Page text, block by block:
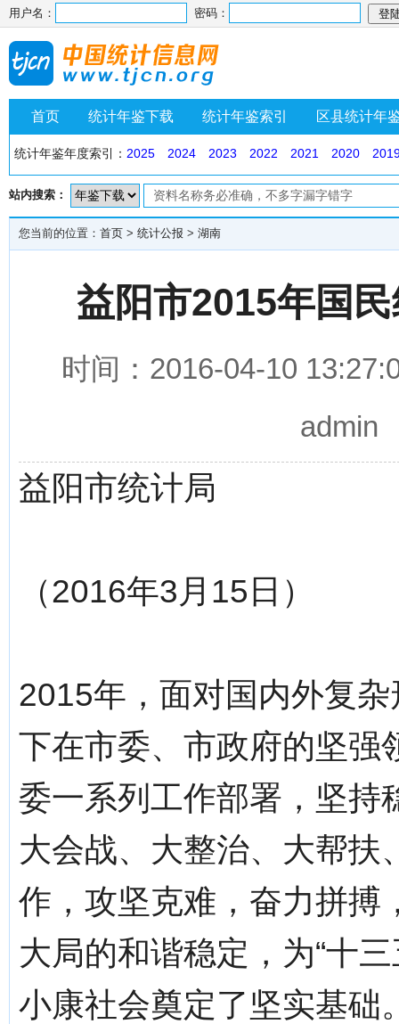
用户名： 密码：
首页 统计年鉴下载 统计年鉴索引 区县统计年
统计年鉴年度索引： 2025 2024 2023 2022 2021 2020
站内搜索：
您当前的位置： 首页 > 统计公报 > 湖南
益阳市2015年国
时间：2016-04-10
admin
益阳市统计局
（2016年3月15日）
2015年，面对国内外复
下在市委、市政府的坚强
委一系列工作部署，坚持
大会战、大整治、大帮扶
作，攻坚克难，奋力拼搏
大局的和谐稳定，为“十
小康社会奠定了坚实基础